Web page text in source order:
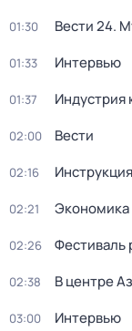
01:30 Вести 24.
01:33 Интервью
01:37 Индустрия
02:00 Вести
02:16 Инструкция
02:21 Экономика
02:26 Фестиваль
02:38 В центре
03:00 Интервью